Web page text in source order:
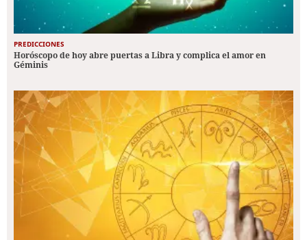
PREDICCIONES
Horóscopo de hoy abre puertas a Libra y complica el amor en
Géminis